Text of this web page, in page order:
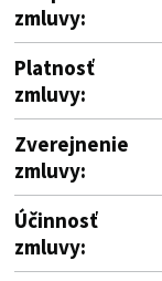
zmluvy:
Platnosť
zmluvy:
Zverejnenie
zmluvy:
Účinnosť
zmluvy: